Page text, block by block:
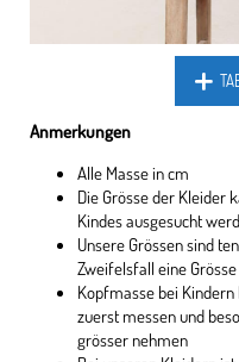
Anmerkungen
Alle Masse in cm
Die Grösse der Kleider
Kindes ausgesucht
Unsere Grössen sind
Zweifelsfall eine
Kopfmasse bei
zuerst messen und
grösser nehmen